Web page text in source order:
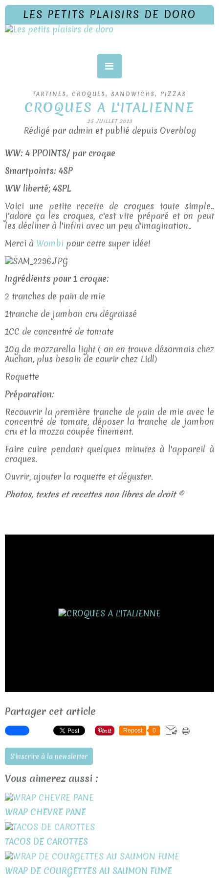
LES PETITS PLAISIRS DE DORO
TARTINES, CROQUES, SANDWICHS, PIZZAS
CROQUES A L'ITALIENNE
25 JUILLET 2013
Rédigé par admin et publié depuis Overblog
WW: 4 PPOINTS/ par croque
Smartpoints: 4SP
WW liberté; 4SPL
Voici une petite recette de croques toute simple..
j'adore ça les croques, c'est vite préparé et on peut
les décliner à l'infini avec un peu d'imagination..
Merci à Wombi pour cette super idée!
Ingrédients pour 1 croque:
2 tranches de pain de mie
1tranche de jambon cru dégraissé
1CC de concentré de tomate
10g de mozzarella light ( on en trouve désormais chez
Auchan, plus besoin de courir chez Lidl)
Roquette
Préparation:
Recouvrir la première tranche de pain de mie avec le
concentré de tomate, déposer la tranche de jambon
cru et la mozza coupée finement.
Faire cuire pendant quelques minutes à l'appareil à
croques.
Ouvrir, ajouter la roquette et déguster.
Photos, textes et recettes non libres de droit ©
Partager cet article
Repost 0
S'inscrire à la newsletter
Vous aimerez aussi :
WRAP CHEVRE PANE
TACOS DE CAROTTES
WRAP DE COURGETTES AU SAUMON FUME